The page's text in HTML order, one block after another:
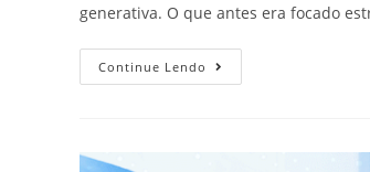
generativa. O que antes era focado
Continue Lendo